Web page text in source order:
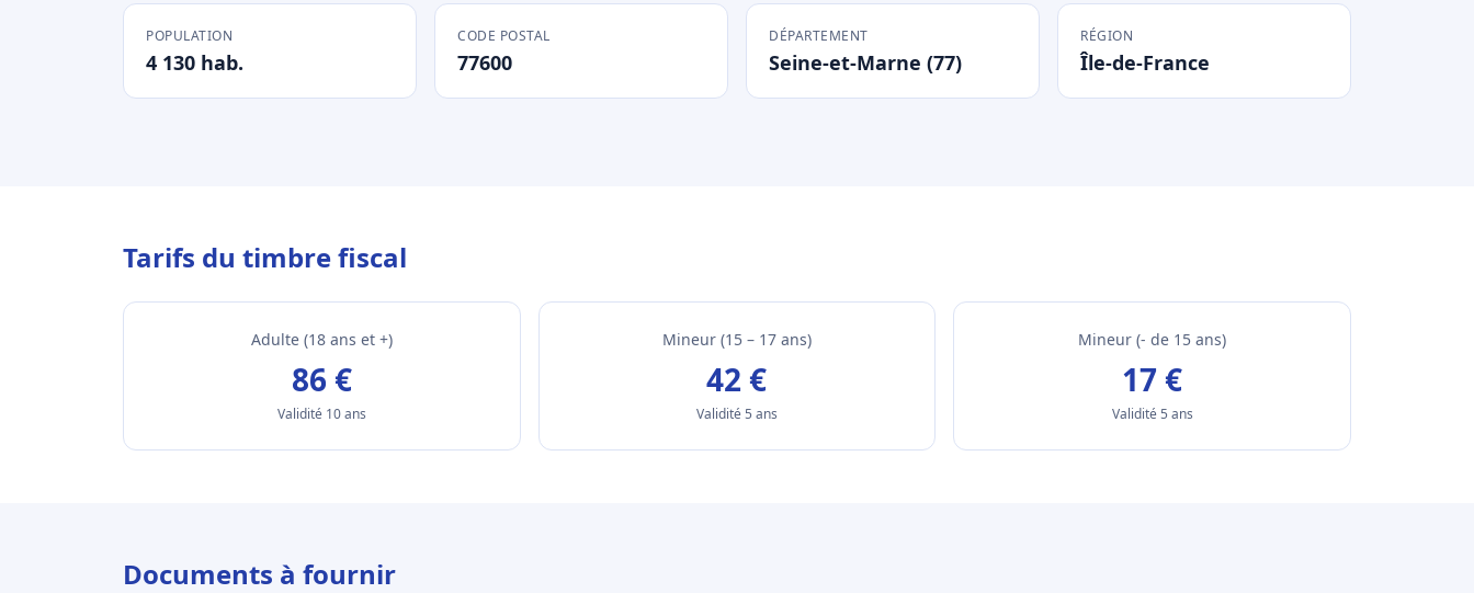
POPULATION
4 130 hab.
CODE POSTAL
77600
DÉPARTEMENT
Seine-et-Marne (77)
RÉGION
Île-de-France
Tarifs du timbre fiscal
Adulte (18 ans et +)
86 €
Validité 10 ans
Mineur (15 – 17 ans)
42 €
Validité 5 ans
Mineur (- de 15 ans)
17 €
Validité 5 ans
Documents à fournir